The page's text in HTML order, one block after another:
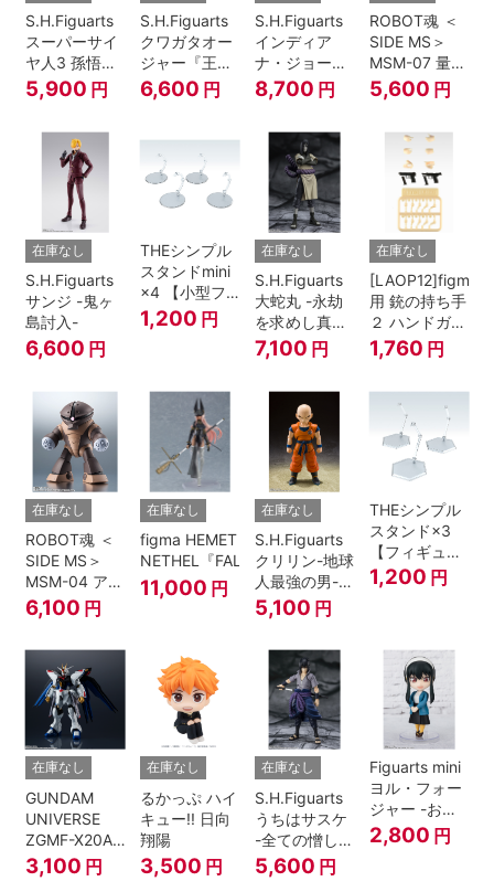
S.H.Figuarts
スーパーサイ
ヤ人3 孫悟空
『ドラゴンボ
ールZ』
5,900 円
S.H.Figuarts
クワガタオー
ジャー『王様
戦隊キングオ
ージャー』
6,600 円
S.H.Figuarts
インディア
ナ・ジョーン
ズ（レイダー
ス/失われたア
櫃》）
8,700 円
ROBOT魂 ＜
SIDE MS＞
MSM-07 量産
型ズゴック
ver.
5,600 円
在庫なし
S.H.Figuarts
サンジ -鬼ヶ
島討入-
6,600 円
THEシンプル
スタンドmini
×4 【小型フ
ィギュア＆デ
ィフォルメフ
1,200 円
在庫なし
S.H.Figuarts
大蛇丸 -永劫
を求めし真理
の探究者-
『NARUTO-
7,100 円
在庫なし
[LAOP12]figma
用 銃の持ち手
２ ハンドガン
セット
1,760 円
在庫なし
ROBOT魂 ＜
SIDE MS＞
MSM-04 アッ
ガイ ver.
A.N.I.M.E.
6,100 円
在庫なし
figma HEMET
NETHEL『FALSLANDER』
11,000 円
在庫なし
S.H.Figuarts
クリリン-地球
人最強の男-
『ドラゴンボ
ールＺ』
5,100 円
THEシンプル
スタンド×3
【フィギュア
＆模型用】
〈HEX〉タイ
1,200 円
在庫なし
GUNDAM
UNIVERSE
ZGMF-X20A
STRIKE
FREEDOM
3,100 円
在庫なし
るかっぷ ハイ
キュー!! 日向
翔陽
3,500 円
在庫なし
S.H.Figuarts
うちはサスケ
-全ての憎しみ
を背負う者-
『NARUTO -
5,600 円
Figuarts mini
ヨル・フォー
ジャー -おで
けけこーで-
『SPY×FAMILY』
2,800 円